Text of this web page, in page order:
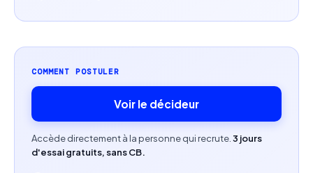
Compétences attendues
Bonne connaissance des enjeux du secteur
Maîtrise du marketing automation et de
l'orchestration des parcours clients
COMMENT POSTULER
Voir le décideur
Accède directement à la personne qui recrute. 3 jours
d'essai gratuits, sans CB.